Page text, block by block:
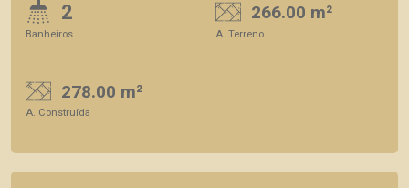
2
Banheiros
266.00 m²
A. Terreno
278.00 m²
A. Construída